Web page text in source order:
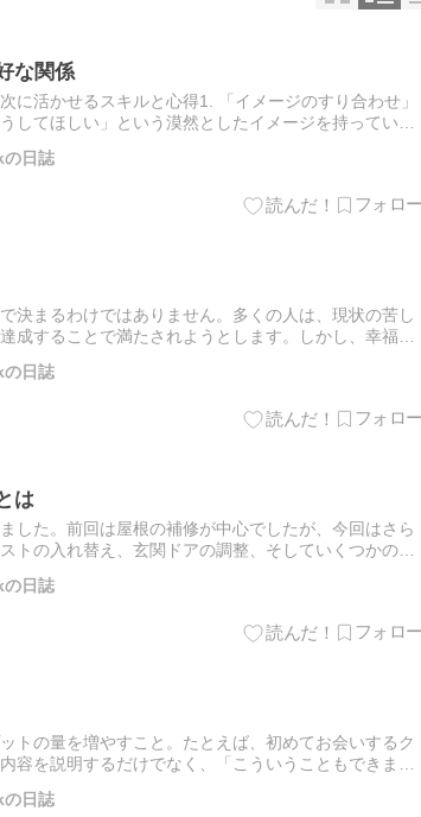
な関係
に活かせるスキルと心得1. 「イメージのすり合わせ」
してほしい」という漠然としたイメージを持っている
の日誌
決まるわけではありません。多くの人は、現状の苦し
成することで満たされようとします。しかし、幸福と
の日誌
は
した。前回は屋根の補修が中心でしたが、今回はさら
トの入れ替え、玄関ドアの調整、そしていくつかの追
の日誌
トの量を増やすこと。たとえば、初めてお会いするク
容を説明するだけでなく、「こういうこともできます
の日誌